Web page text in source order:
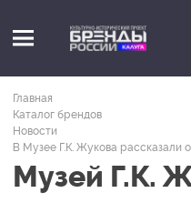
Главная
Каталог брендов
Новости
В Музее Г.К. Жукова рассказали
Музей Г.К.